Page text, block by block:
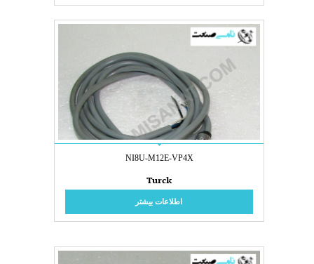
NI8U-M12E-VP4X
Turck
اطلاعات بیشتر